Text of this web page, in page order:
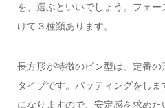
を、選ぶといいでしょう。フェ
けて３種類あります。
長方形が特徴のピン型は、定番
タイプです。パッティングをし
になりますので、安定感を求め